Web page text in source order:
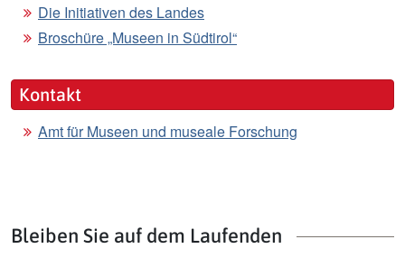
Die Initiativen des Landes
Broschüre „Museen in Südtirol“
Kontakt
Amt für Museen und museale Forschung
Bleiben Sie auf dem Laufenden